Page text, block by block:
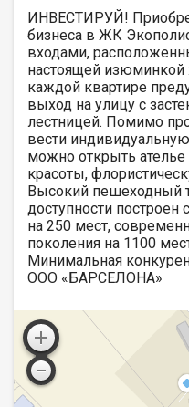
ИНВЕСТИРУЙ!
бизнеса в ЖК
входами,
настоящей изюминкой
каждой квартире
выход на улицу с
лестницей. Помимо
вести
можно открыть
красоты,
Высокий пешеходный
доступности
на 250 мест,
поколения на 1100
Минимальная
ООО «БАРСЕЛОНА»